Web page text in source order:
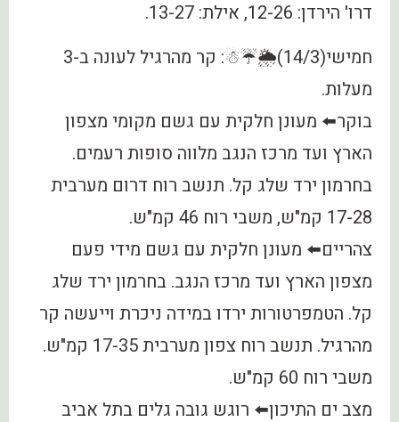
דרו' הירדן: 12-26, אילת: 13-27.
חמישי(14/3)🌦☔️☃: קר מהרגיל לעונה ב-3
מעלות.
בוקר⬅️ מעונן חלקית עם גשם מקומי מצפון
הארץ ועד מרכז הנגב מלווה סופות רעמים.
בחרמון ירד שלג קל. תנשב רוח דרום מערבית
17-28 קמ"ש, משבי רוח 46 קמ"ש.
צהריים⬅️ מעונן חלקית עם גשם מידי פעם
מצפון הארץ ועד מרכז הנגב. בחרמון ירד שלג
קל. הטמפרטורות ירדו במידה ניכרת וייעשה קר
מהרגיל. תנשב רוח צפון מערבית 17-35 קמ"ש.
משבי רוח 60 קמ"ש.
מצב ים התיכון⬅️ רוגש גובה גלים בתל אביב